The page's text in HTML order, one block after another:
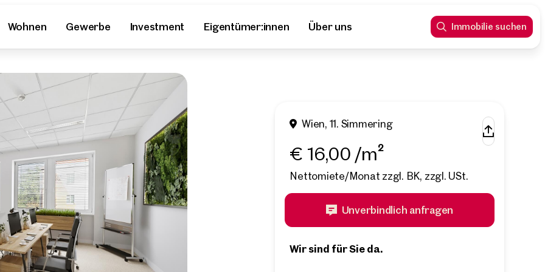
Wohnen Gewerbe Investment Eigentümer:innen Über uns Immobilie suchen
Wien, 11. Simmering
€ 16,00 /m²
Nettomiete/Monat zzgl. BK, zzgl. USt.
Unverbindlich anfragen
Wir sind für Sie da.